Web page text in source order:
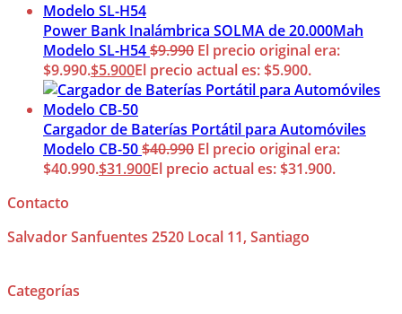
Power Bank Inalámbrica SOLMA de 20.000Mah
Modelo SL-H54$9.990 El precio original era:
$9.990.$5.900El precio actual es: $5.900.
Cargador de Baterías Portátil para Automóviles
Modelo CB-50$40.990 El precio original era:
$40.990.$31.900El precio actual es: $31.900.
Contacto
Salvador Sanfuentes 2520 Local 11, Santiago
Categorías